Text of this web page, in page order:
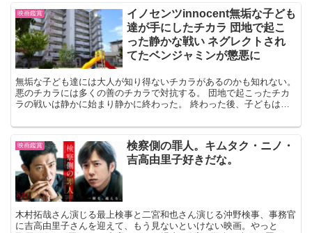
映画鑑賞
イノセンツinnocent無垢な子ども
達が手にしたチカラ 団地で起こ
った静かな戦い ネグレクトされ
てたベンジャミンが懲悪に
無垢な子ども達には大人が知り得ないチカラがあるのかも知れない。
悪のチカラには多くの善のチカラで対抗する。 団地で起こったチカ
ラの戦いは静かに始まり静かに終わった。 終わった後、子どもは成
映画鑑賞
検察側の罪人。キムタク・ニノ・
吉高由里子好きだな。
木村拓哉さん演じる最上検事と二宮和也さん演じる沖野検事、事務官
に吉高由里子さんを迎えて、もう見ないといけない映画。やっと